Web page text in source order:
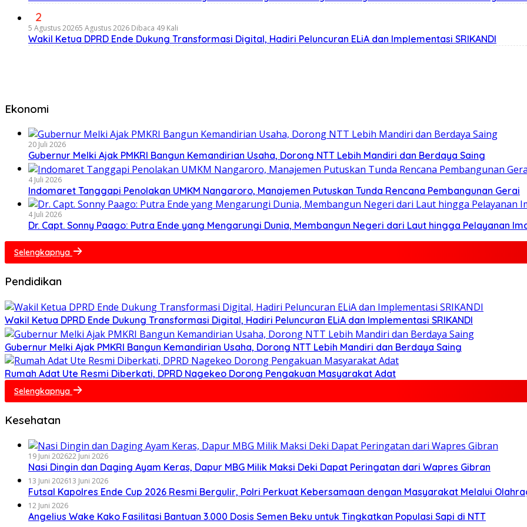
2
5 Agustus 20265 Agustus 2026 Dibaca 49 Kali
Wakil Ketua DPRD Ende Dukung Transformasi Digital, Hadiri Peluncuran ELiA dan Implementasi SRIKANDI
Ekonomi
20 Juli 2026
Gubernur Melki Ajak PMKRI Bangun Kemandirian Usaha, Dorong NTT Lebih Mandiri dan Berdaya Saing
4 Juli 2026
Indomaret Tanggapi Penolakan UMKM Nangaroro, Manajemen Putuskan Tunda Rencana Pembangunan Gerai
4 Juli 2026
Dr. Capt. Sonny Paago: Putra Ende yang Mengarungi Dunia, Membangun Negeri dari Laut hingga Pelayanan
Selengkapnya
Pendidikan
Wakil Ketua DPRD Ende Dukung Transformasi Digital, Hadiri Peluncuran ELiA dan Implementasi SRIKANDI
Gubernur Melki Ajak PMKRI Bangun Kemandirian Usaha, Dorong NTT Lebih Mandiri dan Berdaya Saing
Rumah Adat Ute Resmi Diberkati, DPRD Nagekeo Dorong Pengakuan Masyarakat Adat
Selengkapnya
Kesehatan
19 Juni 202622 Juni 2026
Nasi Dingin dan Daging Ayam Keras, Dapur MBG Milik Maksi Deki Dapat Peringatan dari Wapres Gibran
13 Juni 202613 Juni 2026
Futsal Kapolres Ende Cup 2026 Resmi Bergulir, Polri Perkuat Kebersamaan dengan Masyarakat Melalui
12 Juni 2026
Angelius Wake Kako Fasilitasi Bantuan 3.000 Dosis Semen Beku untuk Tingkatkan Populasi Sapi di NTT